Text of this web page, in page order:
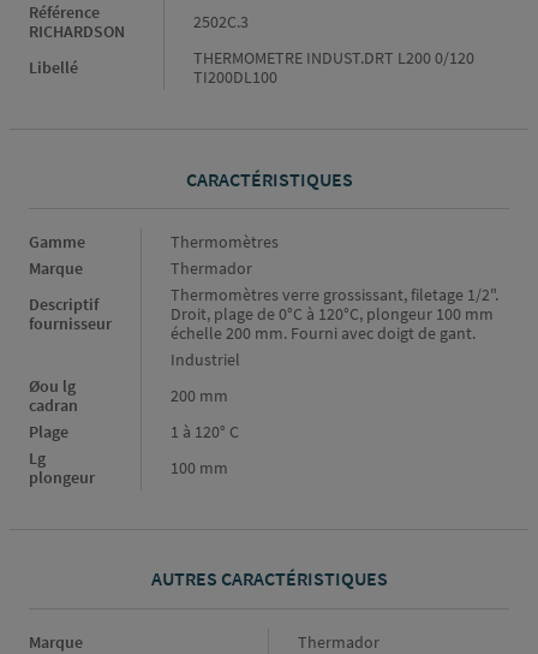
Référence
RICHARDSON
2502C.3
Libellé
THERMOMETRE INDUST.DRT L200 0/120
TI200DL100
CARACTÉRISTIQUES
Caractéristiques
Gamme
Thermomètres
Marque
Thermador
Descriptif
fournisseur
Thermomètres verre grossissant, filetage 1/2".
Droit, plage de 0°C à 120°C, plongeur 100 mm
échelle 200 mm. Fourni avec doigt de gant.
Industriel
Øou lg
cadran
200 mm
Plage
1 à 120° C
Lg
plongeur
100 mm
AUTRES CARACTÉRISTIQUES
Marque Marque
Thermador